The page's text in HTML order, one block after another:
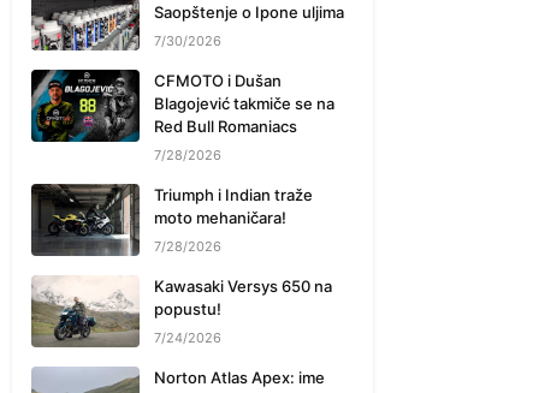
Saopštenje o Ipone uljima
7/30/2026
CFMOTO i Dušan
Blagojević takmiče se na
Red Bull Romaniacs
7/28/2026
Triumph i Indian traže
moto mehaničara!
7/28/2026
Kawasaki Versys 650 na
popustu!
7/24/2026
Norton Atlas Apex: ime